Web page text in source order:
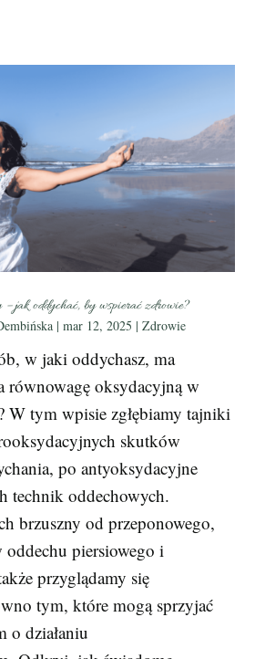
– jak oddychać, by wspierać zdrowie?
|mar 12, 2025 |Zdrowie
w jaki oddychasz, ma
równowagę oksydacyjną w
W tym wpisie zgłębiamy tajniki
skutków
po antyoksydacyjne
technik oddechowych.
brzuszny od przeponowego,
oddechu piersiowego i
przyglądamy się
tym, które mogą sprzyjać
o działaniu